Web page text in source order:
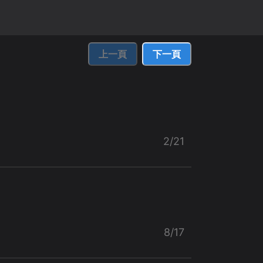
上一頁 下一頁
2/21
8/17